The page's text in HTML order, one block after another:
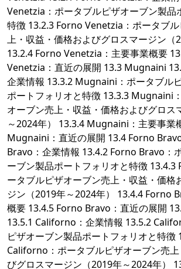
Venetzia：ポータブルピザオーブン製品
特徴 13.2.3 Forno Venetzia：ポータブ
上・収益・価格およびグロスマージン（
13.2.4 Forno Venetzia：主要事業概要
Venetzia：直近の展開 13.3 Mugnaini
企業情報 13.3.2 Mugnaini：ポータブル
ポートフォリオと特徴 13.3.3 Mugnaini
オーブン売上・収益・価格およびグロス
～2024年） 13.3.4 Mugnaini：主要事業
Mugnaini：直近の展開 13.4 Forno
Bravo：企業情報 13.4.2 Forno Bravo：
ーブン製品ポートフォリオと特徴
ータブルピザオーブン売上・収益・価格
ジン（2019年～2024年） 13.4.4 Forno
概要 13.4.5 Forno Bravo：直近の展開
13.5.1 Californo：企業情報 13.5.2
ピザオーブン製品ポートフォリオと特徴
Californo：ポータブルピザオーブン売
びグロスマージン（2019年～2024年）